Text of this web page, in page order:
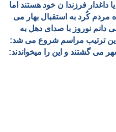
داغدار فرزندا ن خود هستند اما
کُرد به استقبال بهار می
دانم نوروز با صدای دهل به
ترتیب مراسم شروع می شد:
می گشتند و این را میخواندند: